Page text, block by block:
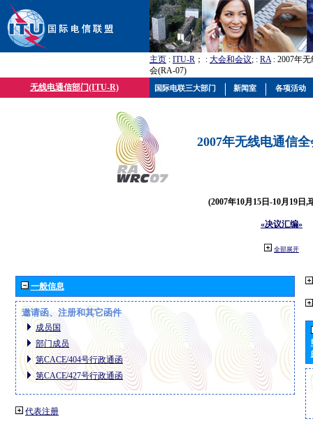
主页 : ITU-R ； : 大会和会议; : RA: 2007年
会(RA-07)
无线电通信部门(ITU-R)
2007年无线电通信
(2007年10月15日-10月19日,
«决议汇编»
全部展开
一般信息
邀请函、注册和其它函件
成员国
部门成员
第CACE/404号行政通函
第CACE/427号行政通函
代表注册
国际电联三大部门 新闻室 各项活动